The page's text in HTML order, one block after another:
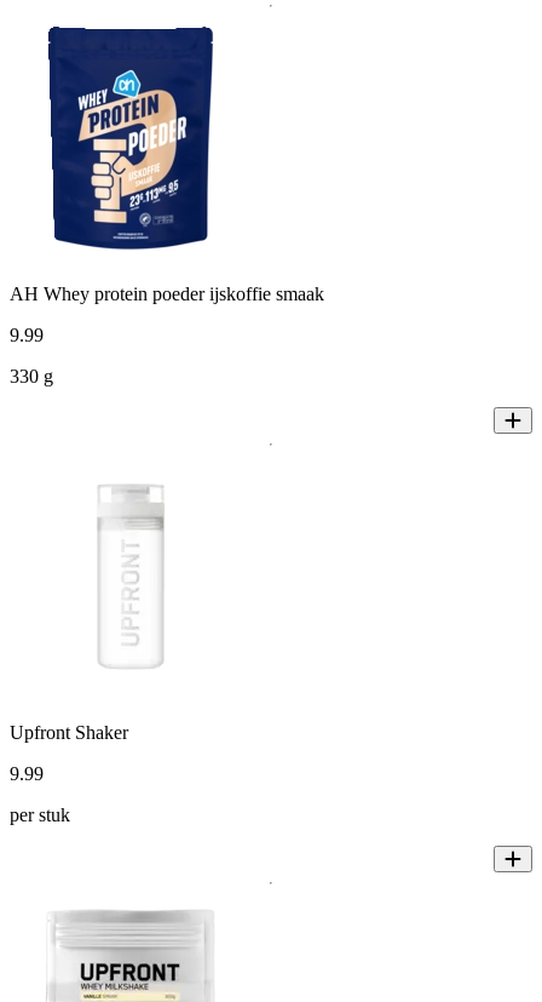
AH Whey protein poeder ijskoffie smaak
9.99
330 g
Upfront Shaker
9.99
per stuk